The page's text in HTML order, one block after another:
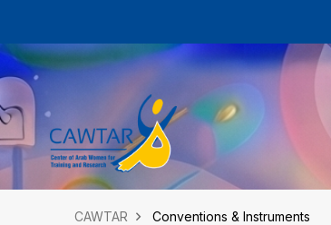
CAWTAR Conventions & Instruments